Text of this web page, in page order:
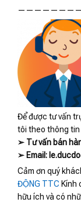
Để được tư vấn
tôi theo thông tin
➢ Tư vấn bán
➢ Email:
Cảm ơn quý
ĐỘNG TTC Kính
hữu ích và có